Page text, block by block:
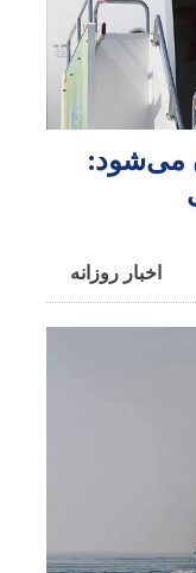
می‌شود:
اخبار روزانه